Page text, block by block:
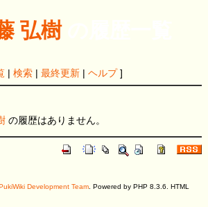
弘樹の履歴一覧
| 検索| 最終更新| ヘルプ]
の履歴はありません。
PukiWiki Development Team. Powered by PHP 8.3.6. HTML